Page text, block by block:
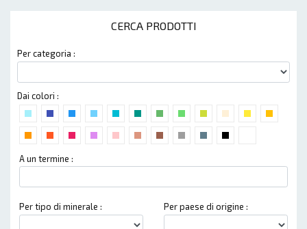
CERCA PRODOTTI
Per categoria :
Dai colori :
A un termine :
Per tipo di minerale : Per paese di origine :